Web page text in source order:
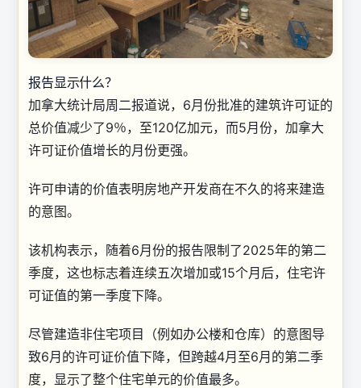
报告显示什么？
加拿大统计局周二报道说，6月份批准的建筑许可证的
总价值减少了9％，至120亿加元，而5月份，加拿大
许可证价值增长的月份更强。
许可申请的价值表明房地产开发商在不久的将来建造
的意图。
该机构表示，随着6月份的报告限制了2025年的第二
季度，这也标志着连续五次增加或15个月后，住宅许
可证值的第一季度下降。
尽管建造非住宅项目（例如办公楼和仓库）的意图导
致6月的许可证价值下降，但跨越4月至6月的第二季
度，显示了整个住宅单元的价值最多。